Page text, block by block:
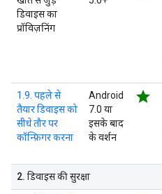
डिवाइस का
प्रॉविज़निंग
1.9. पहले से
तैयार डिवाइस को
सीधे तौर पर
कॉन्फ़िगर करना
Android
7.0 या
इसके बाद
के वर्शन
star
2. डिवाइस की सुरक्षा